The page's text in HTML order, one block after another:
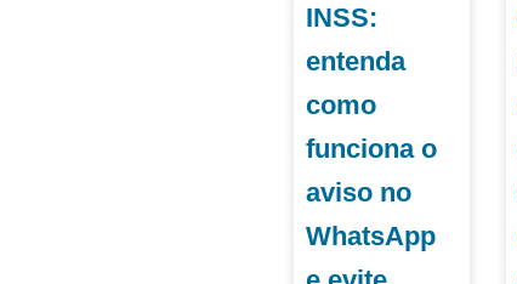
INSS:
entenda
como
funciona o
aviso no
WhatsApp